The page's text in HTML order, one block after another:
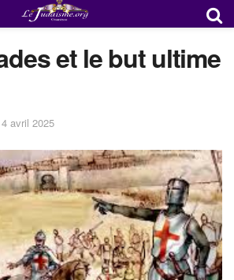
et le but ultime
4 avril 2025